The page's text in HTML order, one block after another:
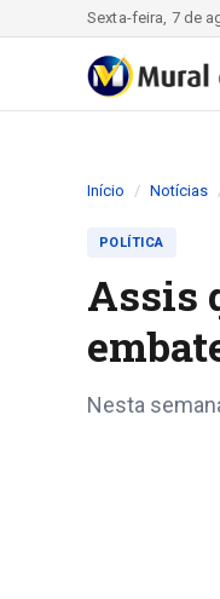
Sexta-feira, 7 de
Início Notícias
POLÍTICA
Assis
Nesta